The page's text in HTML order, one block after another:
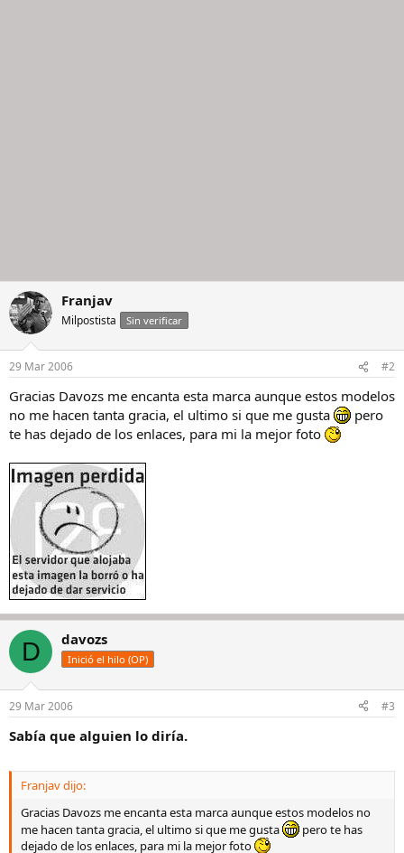
Franjav
Milpostista Sin verificar
29 Mar 2006 #2
Gracias Davozs me encanta esta marca aunque estos modelos
no me hacen tanta gracia, el ultimo si que me gusta
pero
te has dejado de los enlaces, para mi la mejor foto
D davozs
Inició el hilo (OP)
29 Mar 2006 #3
Sabía que alguien lo diría.
Franjav dijo:
Gracias Davozs me encanta esta marca aunque estos modelos no
me hacen tanta gracia, el ultimo si que me gusta
pero te has
dejado de los enlaces, para mi la mejor foto